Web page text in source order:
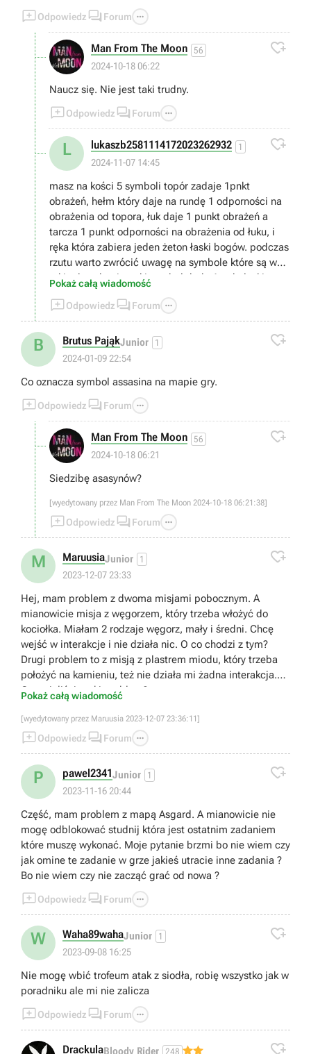
Odpowiedz  Forum 
Man From The Moon 56
2024-10-18 06:22

Naucz się. Nie jest taki trudny.
Odpowiedz  Forum 
L lukaszb2581114172023262932 1
2024-11-07 14:45

masz na kości 5 symboli topór zadaje 1pnkt
obrażeń, hełm który daje na rundę 1 odporności na
obrażenia od topora, łuk daje 1 punkt obrażeń a
tarcza 1 punkt odporności na obrażenia od łuku, i
ręka która zabiera jeden żeton łaski bogów. podczas
rzutu warto zwrócić uwagę na symbole które są w
takim kwadracie, taki symbol doda 1 pnkt łaski,
punkt łaski wydajesz wybierając łaskę bogów (jaka
to będzie łaska wybierasz przed rozpoczęciem gry o
ile jakieś masz bo zdobywasz je po wygranej partii),
musisz zabrać wszystkie życia przeciwnikowi
Pokaż całą wiadomość
Odpowiedz  Forum 
B Brutus PająkJunior 1
2024-01-09 22:54

Co oznacza symbol assasina na mapie gry.
Odpowiedz  Forum 
Man From The Moon 56
2024-10-18 06:21

Siedzibę asasynów?
[wyedytowany przez Man From The Moon 2024-10-18 06:21:38]
Odpowiedz  Forum 
M MaruusiaJunior 1
2023-12-07 23:33

Hej, mam problem z dwoma misjami pobocznym. A
mianowicie misja z węgorzem, który trzeba włożyć do
kociołka. Miałam 2 rodzaje węgorz, mały i średni. Chcę
wejść w interakcje i nie działa nic. O co chodzi z tym?
Drugi problem to z misją z plastrem miodu, który trzeba
położyć na kamieniu, też nie działa mi żadna interakcja.
Czy mieliście taki problem?
Pokaż całą wiadomość
[wyedytowany przez Maruusia 2023-12-07 23:36:11]
Odpowiedz  Forum 
P pawel2341Junior 1
2023-11-16 20:44

Część, mam problem z mapą Asgard. A mianowicie nie
mogę odblokować studnij która jest ostatnim zadaniem
które muszę wykonać. Moje pytanie brzmi bo nie wiem czy
jak omine te zadanie w grze jakieś utracie inne zadania ?
Bo nie wiem czy nie zacząć grać od nowa ?
Odpowiedz  Forum 
W Waha89wahaJunior 1
2023-09-08 16:25

Nie mogę wbić trofeum atak z siodła, robię wszystko jak w
poradniku ale mi nie zalicza
Odpowiedz  Forum 
DrackulaBloody Rider 248 